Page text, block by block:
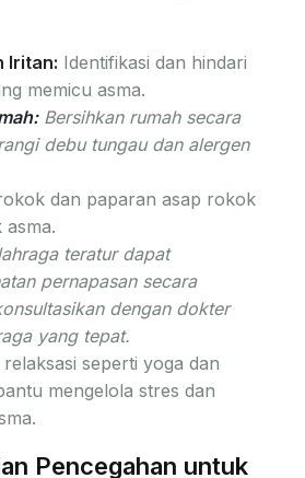
Iritan: Identifikasi dan hindari
memicu asma.
Bersihkan rumah secara
debu tungau dan alergen
dan paparan asap rokok
teratur dapat
pernapasan secara
dengan dokter
yang tepat.
seperti yoga dan
mengelola stres dan
Pencegahan untuk